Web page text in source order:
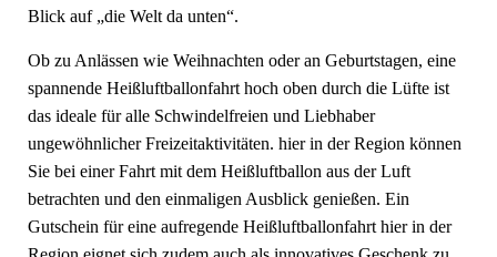
Blick auf „die Welt da unten“.
Ob zu Anlässen wie Weihnachten oder an Geburtstagen, eine
spannende Heißluftballonfahrt hoch oben durch die Lüfte ist
das ideale für alle Schwindelfreien und Liebhaber
ungewöhnlicher Freizeitaktivitäten. hier in der Region können
Sie bei einer Fahrt mit dem Heißluftballon aus der Luft
betrachten und den einmaligen Ausblick genießen. Ein
Gutschein für eine aufregende Heißluftballonfahrt hier in der